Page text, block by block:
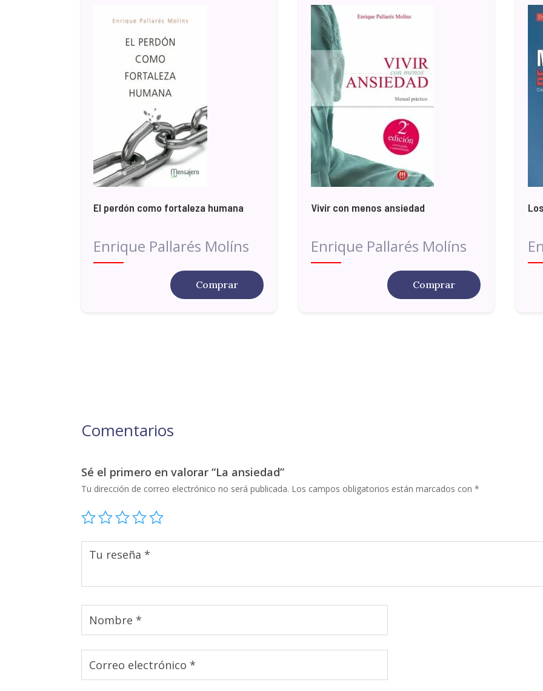
El perdón como fortaleza humana
Enrique Pallarés Molíns
Comprar
Vivir con menos ansiedad
Enrique Pallarés Molíns
Comprar
Comentarios
Sé el primero en valorar “La ansiedad”
Tu dirección de correo electrónico no será publicada. Los campos obligatorios están marcados con*